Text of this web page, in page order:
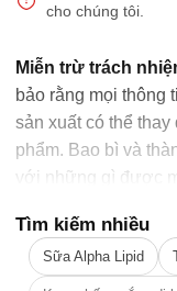
cho chúng tôi.
Miễn trừ trách
bảo rằng mọi thông
sản xuất có thể
phẩm. Bao bì và
với những gì được
website, mà hãy
hướng dẫn sử
thêm thông tin, vui
Tìm kiếm nhiều
Sữa Alpha Lipid